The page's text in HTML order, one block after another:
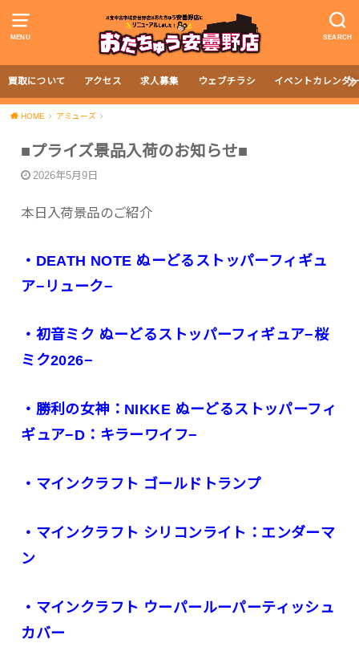
MENU SEARCH
買取について アクセス 求人募集 ウェブチラシ イベントカレンダ
HOME アミューズ
■プライズ景品入荷のお知らせ■
2026年5月9日
本日入荷景品のご紹介
・DEATH NOTE ぬーどるストッパーフィギュ
ア−リューク−
・初音ミク ぬーどるストッパーフィギュア−桜
ミク2026−
・勝利の女神：NIKKE ぬーどるストッパーフィ
ギュア−D：キラーワイフ−
・マインクラフト ゴールドトランプ
・マインクラフト シリコンライト：エンダーマ
ン
・マインクラフト ウーパールーパーティッシュ
カバー